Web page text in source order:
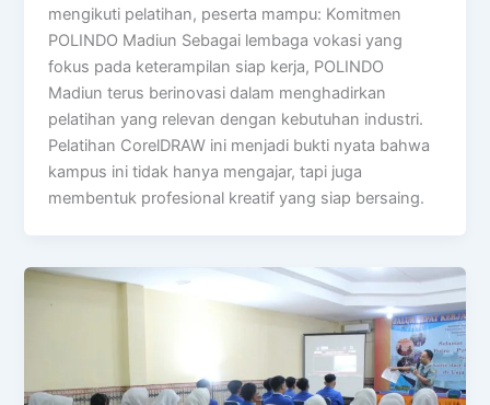
mengikuti pelatihan, peserta mampu: Komitmen
POLINDO Madiun Sebagai lembaga vokasi yang
fokus pada keterampilan siap kerja, POLINDO
Madiun terus berinovasi dalam menghadirkan
pelatihan yang relevan dengan kebutuhan industri.
Pelatihan CorelDRAW ini menjadi bukti nyata bahwa
kampus ini tidak hanya mengajar, tapi juga
membentuk profesional kreatif yang siap bersaing.